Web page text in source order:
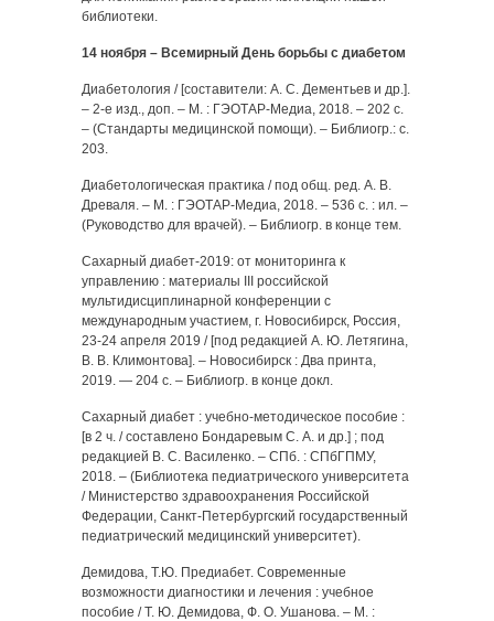
библиотеки.
14 ноября – Всемирный День борьбы с диабетом
Диабетология / [составители: А. С. Дементьев и др.].
– 2-е изд., доп. – М. : ГЭОТАР-Медиа, 2018. – 202 с.
– (Стандарты медицинской помощи). – Библиогр.: с.
203.
Диабетологическая практика / под общ. ред. А. В.
Древаля. – М. : ГЭОТАР-Медиа, 2018. – 536 с. : ил. –
(Руководство для врачей). – Библиогр. в конце тем.
Сахарный диабет-2019: от мониторинга к
управлению : материалы III российской
мультидисциплинарной конференции с
международным участием, г. Новосибирск, Россия,
23-24 апреля 2019 / [под редакцией А. Ю. Летягина,
В. В. Климонтова]. – Новосибирск : Два принта,
2019. — 204 с. – Библиогр. в конце докл.
Сахарный диабет : учебно-методическое пособие :
[в 2 ч. / составлено Бондаревым С. А. и др.] ; под
редакцией В. С. Василенко. – СПб. : СПбГПМУ,
2018. – (Библиотека педиатрического университета
/ Министерство здравоохранения Российской
Федерации, Санкт-Петербургский государственный
педиатрический медицинский университет).
Демидова, Т.Ю. Предиабет. Современные
возможности диагностики и лечения : учебное
пособие / Т. Ю. Демидова, Ф. О. Ушанова. – М. :